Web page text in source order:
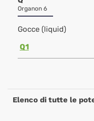
Organon 6
Gocce (liquid)
Q1
Elenco di tutte le